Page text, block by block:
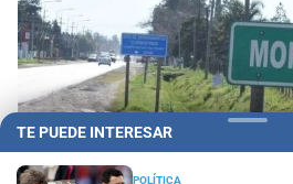
TE PUEDE INTERESAR
POLÍTICA